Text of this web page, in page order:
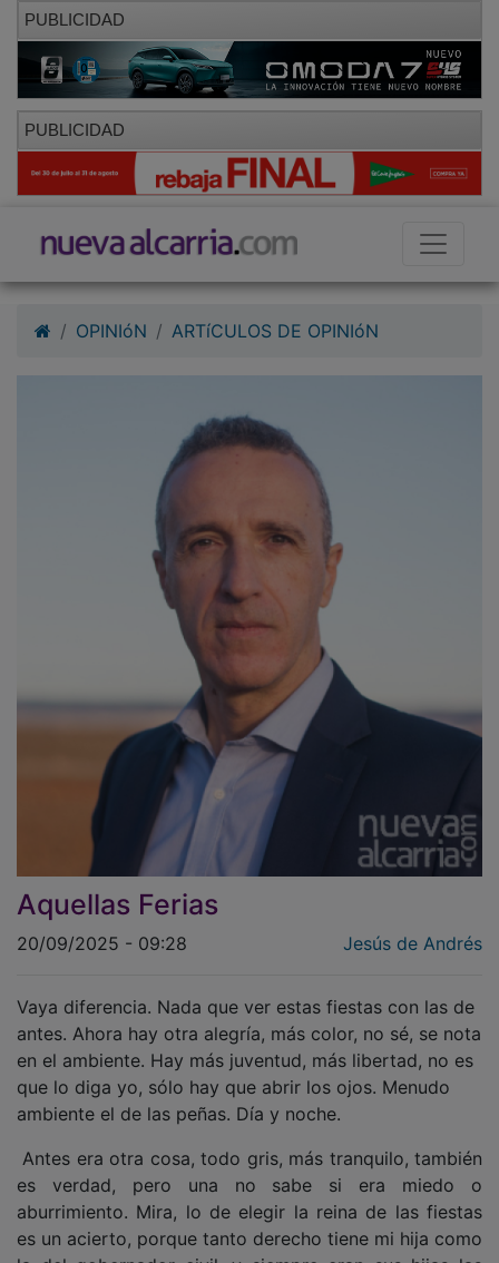
PUBLICIDAD
PUBLICIDAD
Aquellas Ferias
20/09/2025 - 09:28
antes. Ahora hay otra alegría, más color, no sé, se nota
en el ambiente. Hay más juventud, más libertad, no es
que lo diga yo, sólo hay que abrir los ojos. Menudo
ambiente el de las peñas. Día y noche.
es verdad, pero una no sabe si era miedo o
aburrimiento. Mira, lo de elegir la reina de las fiestas
es un acierto, porque tanto derecho tiene mi hija como
la del gobernador civil, y siempre eran sus hijas las